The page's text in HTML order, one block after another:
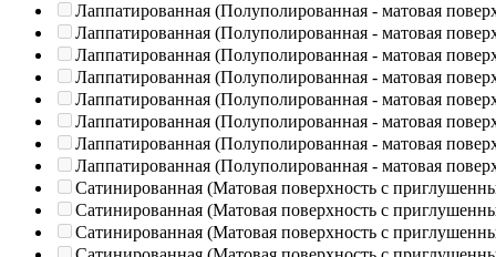
Лаппатированная (Полуполированная - матовая
Лаппатированная (Полуполированная - матовая
Лаппатированная (Полуполированная - матовая
Лаппатированная (Полуполированная - матовая
Лаппатированная (Полуполированная - матовая
Лаппатированная (Полуполированная - матовая
Лаппатированная (Полуполированная - матовая
Лаппатированная (Полуполированная - матовая
Сатинированная (Матовая поверхность с
Сатинированная (Матовая поверхность с
Сатинированная (Матовая поверхность с